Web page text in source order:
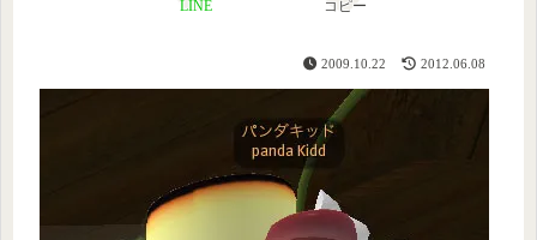
LINE コピー
2009.10.22 2012.06.08